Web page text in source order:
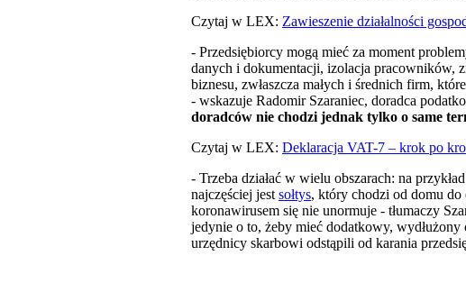
Czytaj w LEX: Zawieszenie działalności
- Przedsiębiorcy mogą mieć za moment
danych i dokumentacji, izolacja pracowników,
biznesu, zwłaszcza małych i średnich firm,
- wskazuje Radomir Szaraniec, doradca
doradców nie chodzi jednak tylko o same
Czytaj w LEX: Deklaracja VAT-7 – krok po
- Trzeba działać w wielu obszarach: na
najczęściej jest sołtys, który chodzi od domu do
koronawirusem się nie unormuje - tłumaczy
jedynie o to, żeby mieć dodatkowy,
urzędnicy skarbowi odstąpili od karania